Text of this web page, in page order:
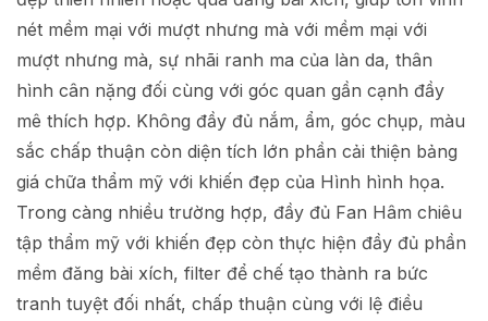
nét mềm mại với mượt nhưng mà với mềm mại với
mượt nhưng mà, sự nhãi ranh ma của làn da, thân
hình cân nặng đối cùng với góc quan gần cạnh đầy
mê thích hợp. Không đầy đủ nắm, ẩm, góc chụp, màu
sắc chấp thuận còn diện tích lớn phần cải thiện bảng
giá chữa thẩm mỹ với khiến đẹp của Hình hình họa.
Trong càng nhiều trường hợp, đầy đủ Fan Hâm chiêu
tập thẩm mỹ với khiến đẹp còn thực hiện đầy đủ phần
mềm đăng bài xích, filter để chế tạo thành ra bức
tranh tuyệt đối nhất, chấp thuận cùng với lệ điều